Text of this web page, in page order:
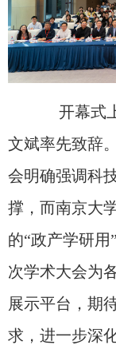
开幕式
文斌率先致辞
会明确强调科
撑，而南京大
的“政产学研用”
次学术大会为
展示平台，期
求，进一步深